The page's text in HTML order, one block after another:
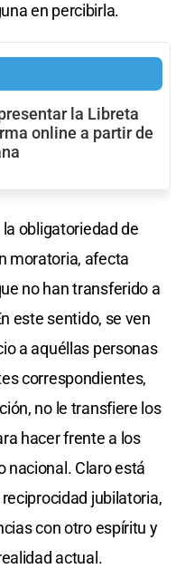
en percibirla.
la Libreta
online a partir de
obligatoriedad de
moratoria, afecta
no han transferido a
este sentido, se ven
a aquéllas personas
correspondientes,
no le transfiere los
hacer frente a los
nacional. Claro está
jubilatoria,
con otro espíritu y
actual.